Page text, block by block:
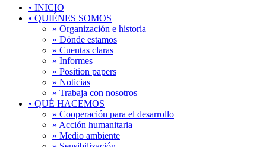
• INICIO
• QUIÉNES SOMOS
» Organización e historia
» Dónde estamos
» Cuentas claras
» Informes
» Position papers
» Noticias
» Trabaja con nosotros
• QUÉ HACEMOS
» Cooperación para el desarrollo
» Acción humanitaria
» Medio ambiente